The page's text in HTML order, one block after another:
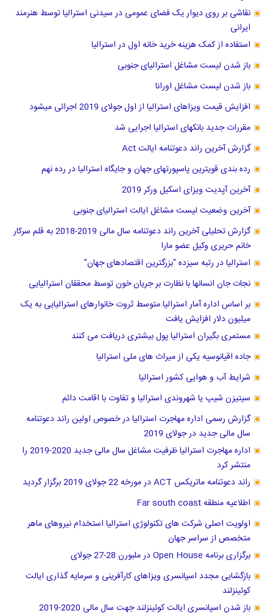
نقاشی بر روی دیوار یک فضای عمومی در سیدنی استرالیا توسط هنرمند
ایرانی
استفاده از کمک هزینه خرید خانه اول در استرالیا
باز شدن لیست مشاغل استرالیای جنوبی
باز شدن لیست مشاغل اورانا
افزایش قیمت ویزاهای استرالیا از اول جولای 2019 اجرائی میشود
مقررات جدید بانکهای استرالیا اجرایی شد
گزارش آخرین راند دعوتنامه ایالت Act
رده بندی قویترین پاسپورتهای جهان و جایگاه استرالیا در رده نهم
آخرین آپدیت ویزای اسکیل ورکر 2019
آخرین وضعیت لیست مشاغل ایالت استرالیای جنوبی
گزارش تحلیلی آخرین راند دعوتنامه سال مالی 2019-2018 به قلم سرکار
خانم حریری وکیل عضو مارا
استرالیا در رتبه سیزده "بزرگترین اقتصادهای جهان"
نجات جان انسانها با نظارت بر جریان خون توسط محققان استرالیایی
بر اساس اداره آمار استرالیا متوسط ثروت خانوارهای استرالیایی به یک
میلیون دلار افزایش یافت
مستمری بگیران استرالیا پول بیشتری دریافت می کنند
جاده اقیانوسیه یکی از میراث های ملی استرالیا
شرایط آب و هوایی کشور استرالیا
سیتیزن شیپ یا شهروندی استرالیا و تفاوت با اقامت دائم
گزارش رسمی اداره مهاجرت استرالیا در خصوص اولین راند دعوتنامه
سال مالی جدید در جولای 2019
اداره مهاجرت استرالیا ظرفیت مشاغل سال مالی جدید 2020-2019 را
منتشر کرد
راند دعوتنامه ماتریکس ACT در مورخه 22 جولای 2019 برگزار گردید
اطلاعیه منطقه Far south coast
اولویت اصلی شرکت های تکنولوژی استرالیا استخدام نیروهای ماهر
متخصص از سراسر جهان
برگزاری برنامه Open House در ملبورن 28-27 جولای
بازگشایی مجدد اسپانسری ویزاهای کارآفرینی و سرمایه گذاری ایالت
کوئینزلند
باز شدن اسپانسری ایالت کوئینزلند جهت سال مالی 2020-2019